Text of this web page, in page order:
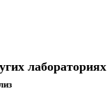
лабораториях